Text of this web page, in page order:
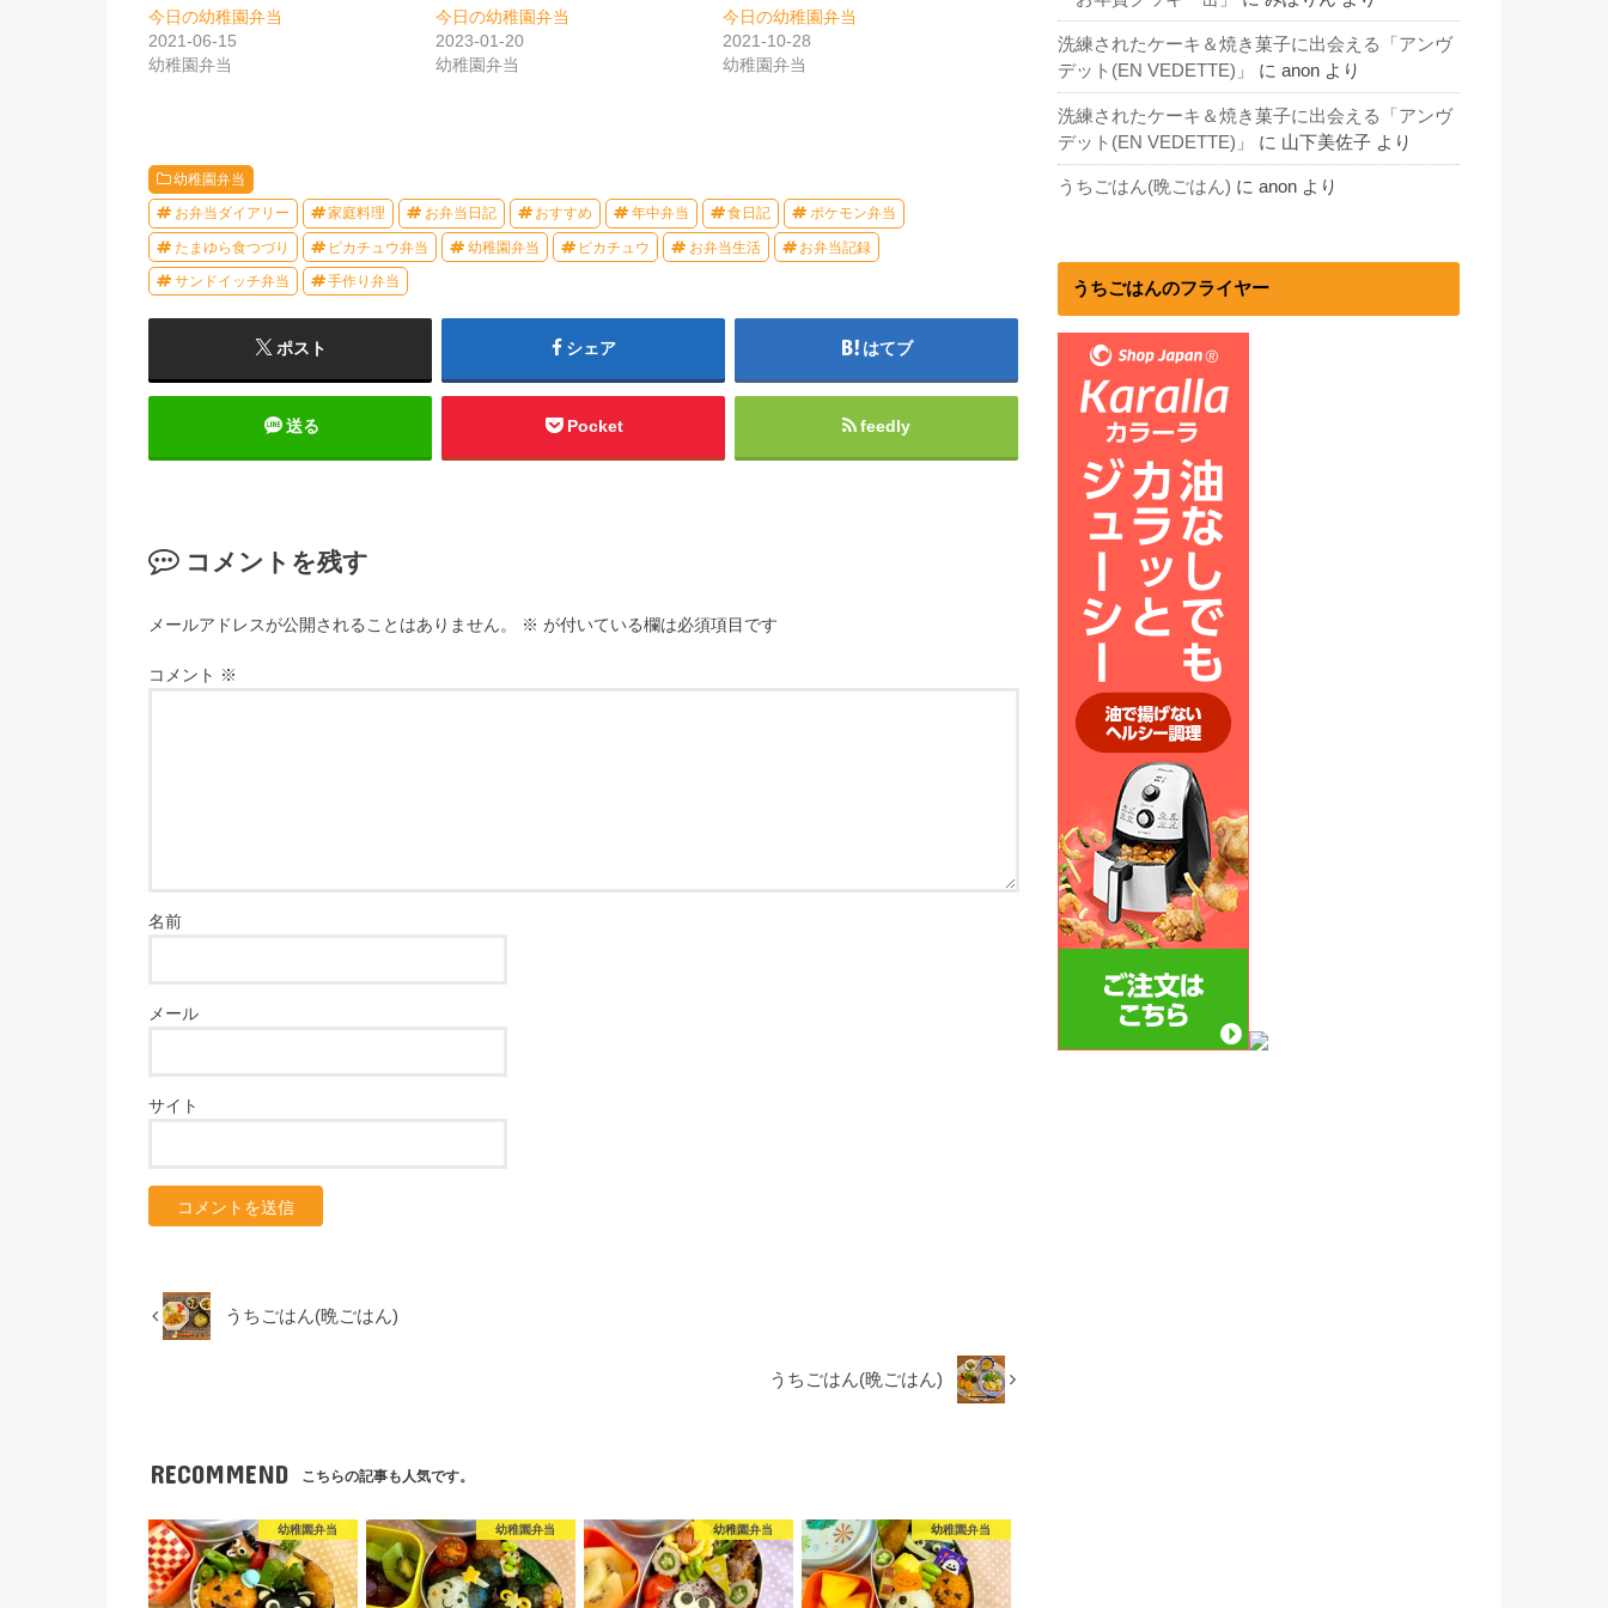
今日の幼稚園弁当
2021-06-15
幼稚園弁当
今日の幼稚園弁当
2023-01-20
幼稚園弁当
今日の幼稚園弁当
2021-10-28
幼稚園弁当
幼稚園弁当
お弁当ダイアリー 家庭料理 お弁当日記 おすすめ 年中弁当 食日記 ポケモン弁当
たまゆら食つづり ピカチュウ弁当 幼稚園弁当 ピカチュウ お弁当生活 お弁当記録
サンドイッチ弁当 手作り弁当
ポスト シェア はてブ
送る Pocket feedly
コメントを残す
メールアドレスが公開されることはありません。 ※ が付いている欄は必須項目です
コメント ※
名前
メール
サイト
うちごはん(晩ごはん)
うちごはん(晩ごはん)
RECOMMEND こちらの記事も人気です。
幼稚園弁当 幼稚園弁当 幼稚園弁当 幼稚園弁当
洗練されたケーキ＆焼き菓子に出会える「アンヴ
デット(EN VEDETTE)」
に anon より
洗練されたケーキ＆焼き菓子に出会える「アンヴ
デット(EN VEDETTE)」
に 山下美佐子 より
うちごはん(晩ごはん) に anon より
うちごはんのフライヤー